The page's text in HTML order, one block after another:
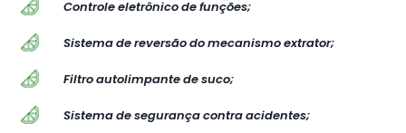
Controle eletrônico de funções;
Sistema de reversão do mecanismo extrator;
Filtro autolimpante de suco;
Sistema de segurança contra acidentes;